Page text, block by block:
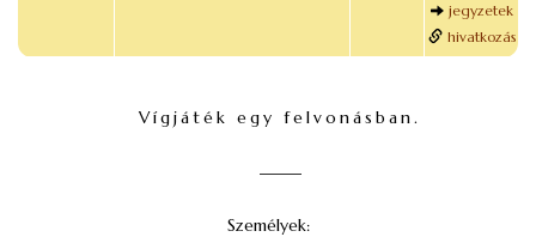
jegyzetek
hivatkozás
Vígjáték egy felvonásban.
Személyek: